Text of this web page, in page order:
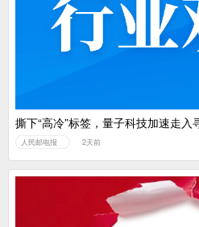
撕下“高冷”标签，量子科技加速走入
人民邮电报 2天前